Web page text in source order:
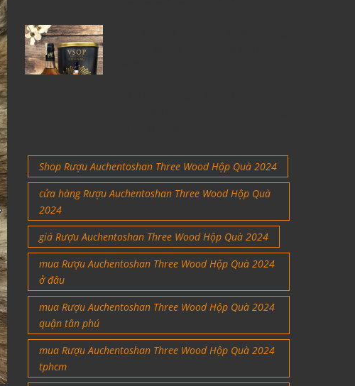
Shop Rượu Auchentoshan Three Wood Hộp Quà 2024
cửa hàng Rượu Auchentoshan Three Wood Hộp Quà
2024
giá Rượu Auchentoshan Three Wood Hộp Quà 2024
mua Rượu Auchentoshan Three Wood Hộp Quà 2024
ở đâu
mua Rượu Auchentoshan Three Wood Hộp Quà 2024
quận tân phú
mua Rượu Auchentoshan Three Wood Hộp Quà 2024
tphcm